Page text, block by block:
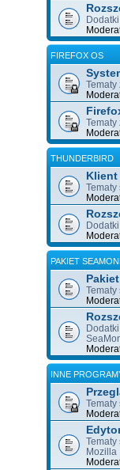
FIREFOX OS
Tematy
Tematy
THUNDERBIRD
PAKIET
INNE
Tematy
Mozilla